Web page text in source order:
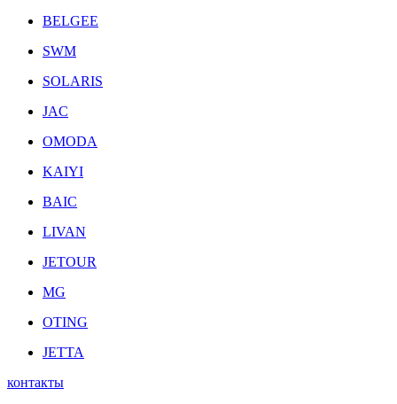
BELGEE
SWM
SOLARIS
JAC
OMODA
KAIYI
BAIC
LIVAN
JETOUR
MG
OTING
JETTA
контакты